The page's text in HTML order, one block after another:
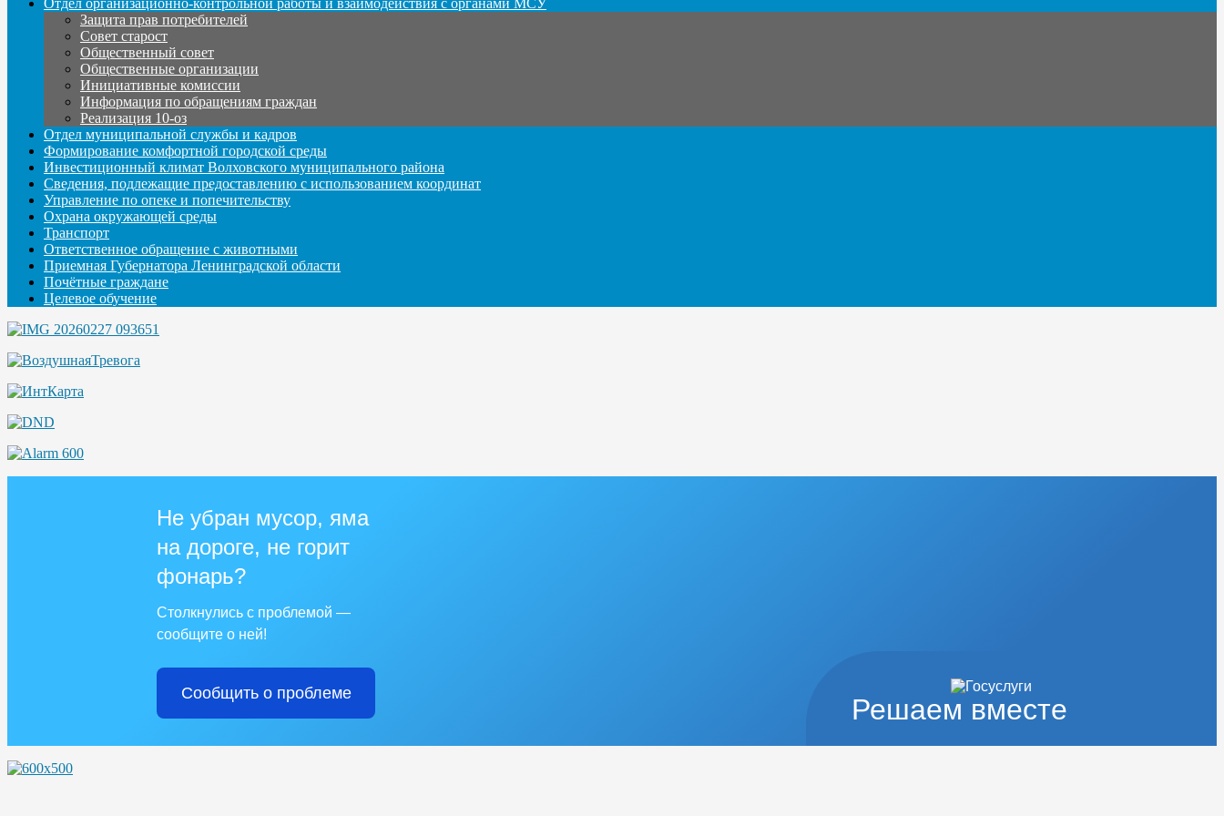
Защита прав потребителей
Совет старост
Общественный совет
Общественные организации
Инициативные комиссии
Информация по обращениям граждан
Реализация 10-оз
Отдел муниципальной службы и кадров
Формирование комфортной городской среды
Инвестиционный климат Волховского муниципального района
Сведения, подлежащие предоставлению с использованием координат
Управление по опеке и попечительству
Охрана окружающей среды
Транспорт
Ответственное обращение с животными
Приемная Губернатора Ленинградской области
Почётные граждане
Целевое обучение
Решаем вместе
Не убран мусор, яма
на дороге, не горит
фонарь?
Столкнулись с проблемой —
сообщите о ней!
Сообщить о проблеме